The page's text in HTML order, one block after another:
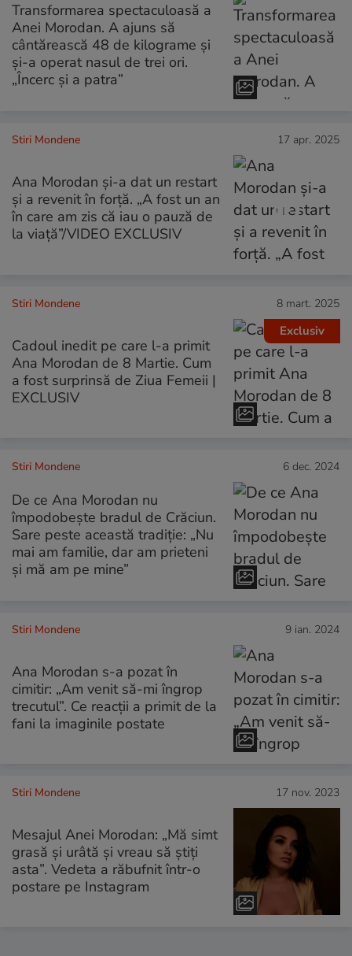
Transformarea spectaculoasă a
Anei Morodan. A ajuns să
cântărească 48 de kilograme și
și-a operat nasul de trei ori.
„Încerc și a patra”
Stiri Mondene 17 apr. 2025
Ana Morodan și-a dat un restart
și a revenit în forță. „A fost un an
în care am zis că iau o pauză de
la viață”/VIDEO EXCLUSIV
Exclusiv
Stiri Mondene 8 mart. 2025
Cadoul inedit pe care l-a primit
Ana Morodan de 8 Martie. Cum
a fost surprinsă de Ziua Femeii |
EXCLUSIV
Stiri Mondene 6 dec. 2024
De ce Ana Morodan nu
împodobește bradul de Crăciun.
Sare peste această tradiție: „Nu
mai am familie, dar am prieteni
și mă am pe mine”
Stiri Mondene 9 ian. 2024
Ana Morodan s-a pozat în
cimitir: „Am venit să-mi îngrop
trecutul”. Ce reacții a primit de la
fani la imaginile postate
Stiri Mondene 17 nov. 2023
Mesajul Anei Morodan: „Mă simt
grasă și urâtă și vreau să știți
asta”. Vedeta a răbufnit într-o
postare pe Instagram